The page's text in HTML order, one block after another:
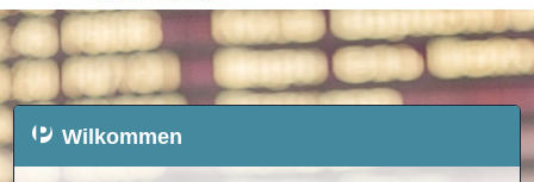
Wilkommen